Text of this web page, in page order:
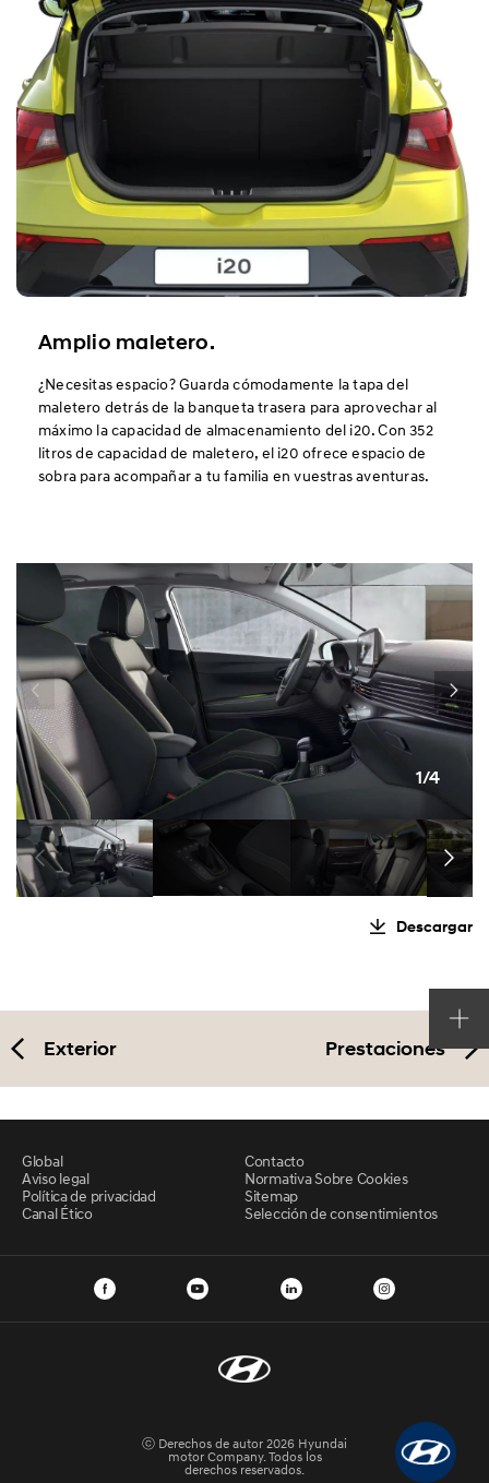
Amplio maletero.
¿Necesitas espacio? Guarda cómodamente la tapa del
maletero detrás de la banqueta trasera para aprovechar al
máximo la capacidad de almacenamiento del i20. Con 352
litros de capacidad de maletero, el i20 ofrece espacio de
sobra para acompañar a tu familia en vuestras aventuras.
1/4
Descargar
Exterior Prestaciones
Global
Contacto
Aviso legal
Normativa Sobre Cookies
Política de privacidad
Sitemap
Canal Ético
Selección de consentimientos
ⓒ Derechos de autor 2026 Hyundai
motor Company. Todos los
derechos reservados.